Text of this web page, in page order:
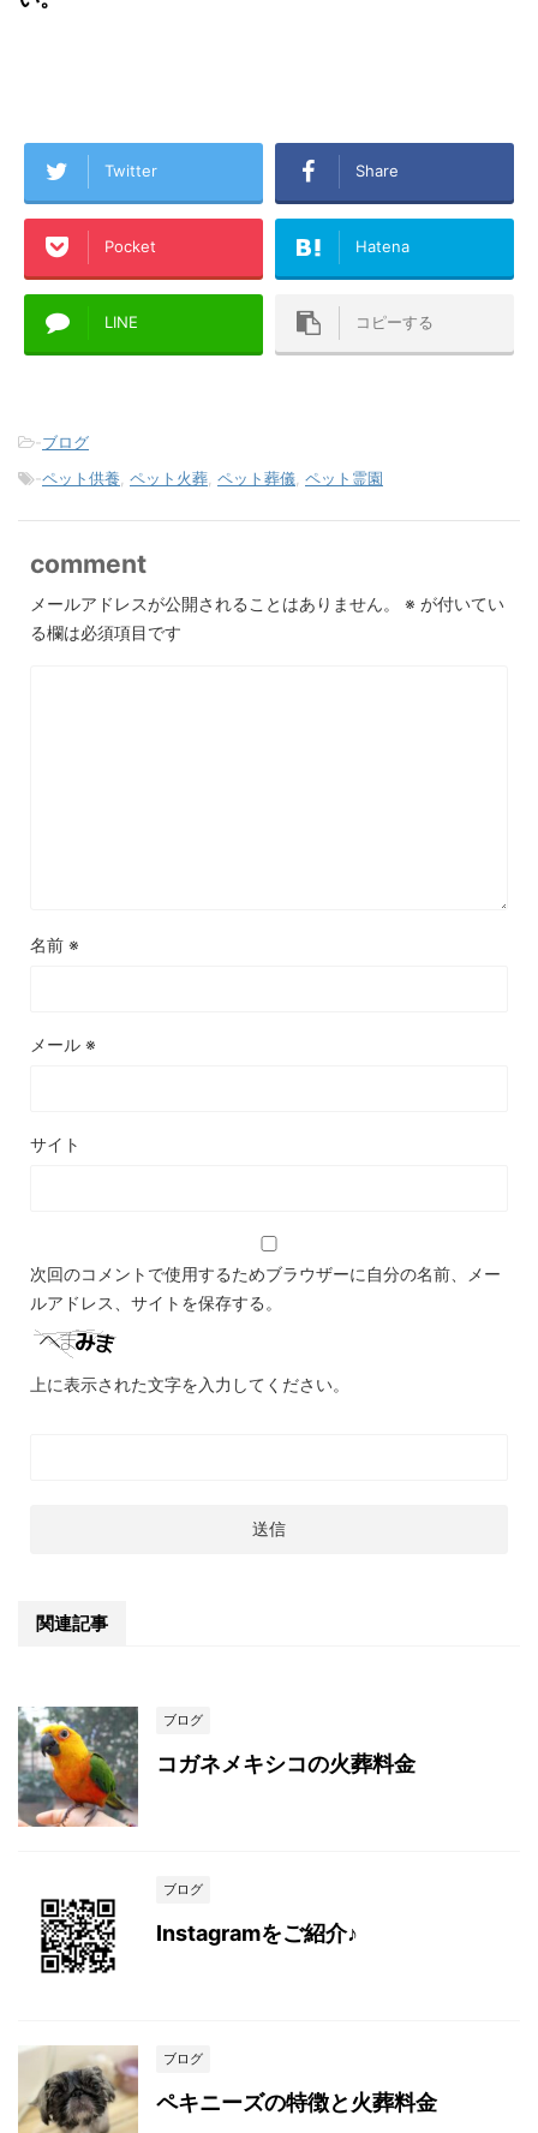
Twitter Share
Pocket Hatena
LINE コピーする
-ブログ
-ペット供養 ペット火葬 ペット葬儀 ペット霊園
comment
メールアドレスが公開されることはありません。 ※ が付いてい
る欄は必須項目です
名前 ※
メール ※
サイト
次回のコメントで使用するためブラウザーに自分の名前、メー
ルアドレス、サイトを保存する。
上に表示された文字を入力してください。
関連記事
ブログ
コガネメキシコの火葬料金
ブログ
Instagramをご紹介♪
ブログ
ペキニーズの特徴と火葬料金